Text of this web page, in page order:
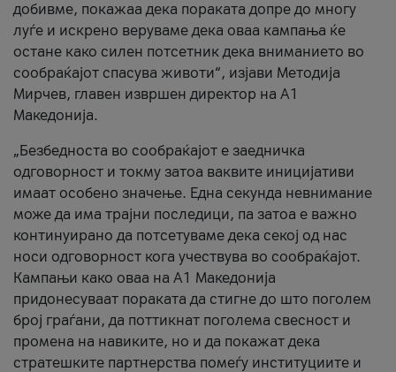
добивме, покажаа дека пораката допре до многу
луѓе и искрено веруваме дека оваа кампања ќе
остане како силен потсетник дека вниманието во
сообраќајот спасува животи“, изјави Методија
Мирчев, главен извршен директор на А1
Македонија.
„Безбедноста во сообраќајот е заедничка
одговорност и токму затоа ваквите иницијативи
имаат особено значење. Една секунда невнимание
може да има трајни последици, па затоа е важно
континуирано да потсетуваме дека секој од нас
носи одговорност кога учествува во сообраќајот.
Кампањи како оваа на A1 Македонија
придонесуваат пораката да стигне до што поголем
број граѓани, да поттикнат поголема свесност и
промена на навиките, но и да покажат дека
стратешките партнерства помеѓу институциите и